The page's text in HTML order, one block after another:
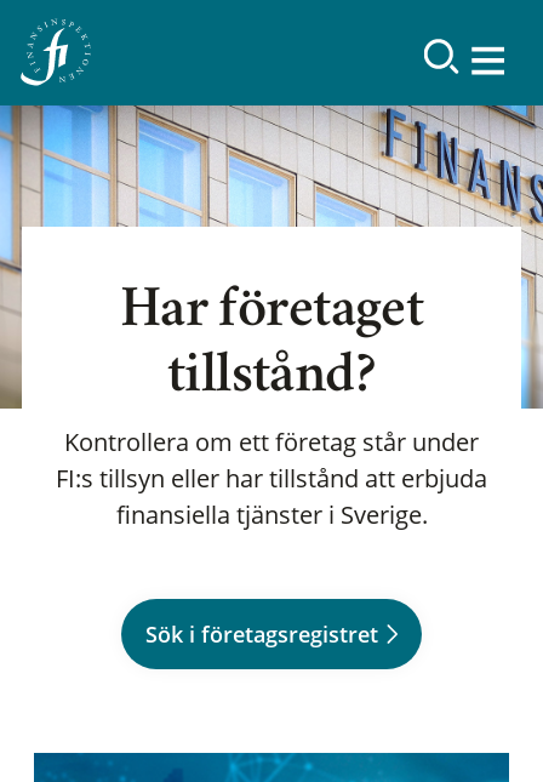
Har företaget
tillstånd?
Kontrollera om ett företag står under
FI:s tillsyn eller har tillstånd att erbjuda
finansiella tjänster i Sverige.
Sök i företagsregistret